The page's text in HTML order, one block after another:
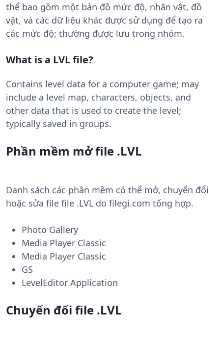
thể bao gồm một bản đồ mức độ, nhân vật, đồ
vật, và các dữ liệu khác được sử dụng để tạo ra
các mức độ; thường được lưu trong nhóm.
What is a LVL file?
Contains level data for a computer game; may
include a level map, characters, objects, and
other data that is used to create the level;
typically saved in groups.
Phần mềm mở file .LVL
Danh sách các phần mềm có thể mở, chuyển đổi
hoặc sửa file file .LVL do filegi.com tổng hợp.
Photo Gallery
Media Player Classic
Media Player Classic
GS
LevelEditor Application
Chuyển đổi file .LVL